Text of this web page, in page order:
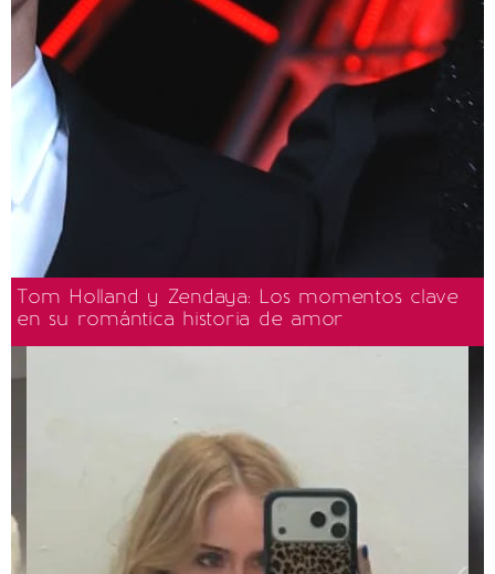
Tom Holland y Zendaya: Los momentos clave
en su romántica historia de amor